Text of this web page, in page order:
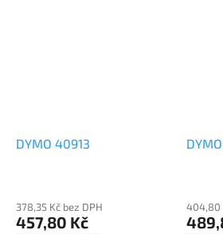
DYMO 40913
378,35 Kč bez DPH
457,80 Kč
404,80